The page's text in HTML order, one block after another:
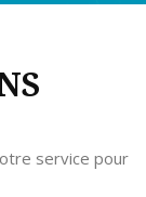
service pour